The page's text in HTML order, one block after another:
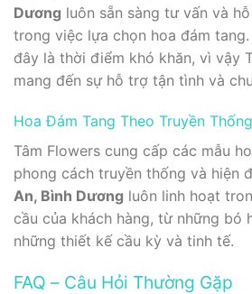
Dương luôn sẵn sàng tư vấn và
trong việc lựa chọn hoa đám
đây là thời điểm khó khăn, vì vậy
mang đến sự hỗ trợ tận tình và
Hoa Đám Tang Theo Truyền
Tâm Flowers cung cấp các mẫu
phong cách truyền thống và hiện
An, Bình Dương luôn linh hoạt
cầu của khách hàng, từ những bó
những thiết kế cầu kỳ và tinh tế.
FAQ – Câu Hỏi Thường Gặp